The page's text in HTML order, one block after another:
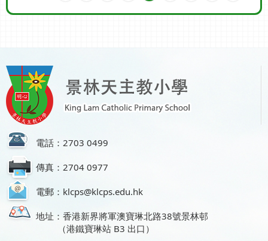
電話：2703 0499
傳真：2704 0977
電郵：klcps@klcps.edu.hk
地址：香港新界將軍澳寶琳北路38號景林邨
（港鐵寶琳站 B3 出口）